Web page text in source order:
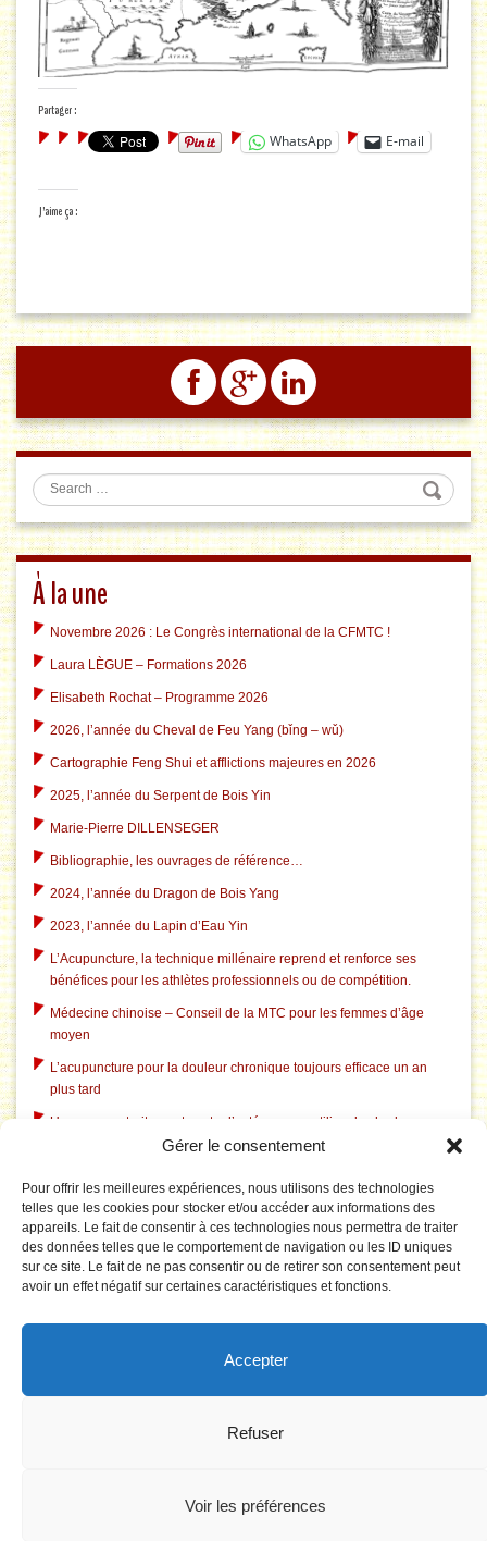
Gérer le consentement
Pour offrir les meilleures expériences, nous utilisons des technologies
telles que les cookies pour stocker et/ou accéder aux informations des
appareils. Le fait de consentir à ces technologies nous permettra de traiter
des données telles que le comportement de navigation ou les ID uniques
sur ce site. Le fait de ne pas consentir ou de retirer son consentement peut
avoir un effet négatif sur certaines caractéristiques et fonctions.
Accepter
Refuser
Voir les préférences
Partager :
WhatsApp E-mail
J’aime ça :
Search
À la une
Novembre 2026 : Le Congrès international de la CFMTC !
Laura LÈGUE – Formations 2026
Elisabeth Rochat – Programme 2026
2026, l’année du Cheval de Feu Yang (bǐng – wǔ)
Cartographie Feng Shui et afflictions majeures en 2026
2025, l’année du Serpent de Bois Yin
Marie-Pierre DILLENSEGER
Bibliographie, les ouvrages de référence…
2024, l’année du Dragon de Bois Yang
2023, l’année du Lapin d’Eau Yin
L’Acupuncture, la technique millénaire reprend et renforce ses
bénéfices pour les athlètes professionnels ou de compétition.
Médecine chinoise – Conseil de la MTC pour les femmes d’âge
moyen
L’acupuncture pour la douleur chronique toujours efficace un an
plus tard
Un nouveau traitement contre l’ostéoporose utilise des herbes
chinoises traditionnelles
L’acupuncture aide à l’insomnie liée à la dépression
L’acupuncture corrige le système électrique pathologique du
cerveau dans le syndrome du canal carpien
Le Tai Chi est rentable pour prévenir les chutes chez les personnes
La puncture du 3F réduit la tension artérielle par effet sur le réseau
du cerveau impliqué dans le traitement émotionnel